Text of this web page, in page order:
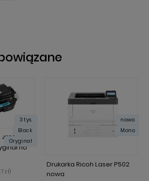
3 tys.
Black
Oryginał
418506 /
no
zł)
nowa
Mono
Drukarka Ricoh Laser P502
nowa